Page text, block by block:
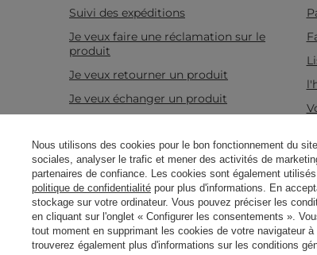
Suivi des expéditions
Je veux faire une réclamation sur le
produit
Je veux retourner un produit
Je veux échanger un produit
Information sur le produit
Candle World Blog
Guide d'achat des bougies
Real customers
reviews
4.8/ 5.0
469 reviews
Nous utilisons des cookies pour le bon fonctionnement du
sociales, analyser le trafic et mener des activités de
partenaires de confiance. Les cookies sont également
politique de confidentialité pour plus d'informations. En
stockage sur votre ordinateur. Vous pouvez préciser les
en cliquant sur l'onglet « Configurer les consentements ».
tout moment en supprimant les cookies de votre navigateur
trouverez également plus d'informations sur les conditions